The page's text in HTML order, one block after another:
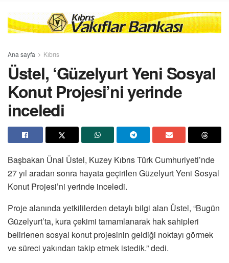
Ana sayfa Kıbrıs
Üstel, ‘Güzelyurt Yeni Sosyal
Konut Projesi’ni yerinde
inceledi
Başbakan Ünal Üstel, Kuzey Kıbrıs Türk Cumhuriyeti’nde
27 yıl aradan sonra hayata geçirilen Güzelyurt Yeni Sosyal
Konut Projesi’ni yerinde inceledi.
Proje alanında yetkililerden detaylı bilgi alan Üstel, “Bugün
Güzelyurt’ta, kura çekimi tamamlanarak hak sahipleri
belirlenen sosyal konut projesinin geldiği noktayı görmek
ve süreci yakından takip etmek istedik.” dedi.